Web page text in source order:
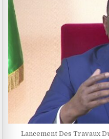
Lancement Des Travaux